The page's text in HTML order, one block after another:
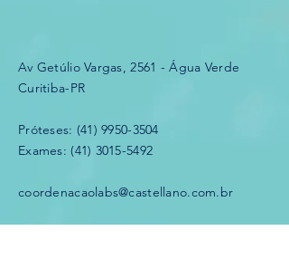
Av Getúlio Vargas, 2561 - Água Verde
Curitiba-PR
Próteses: (41) 9950-3504
Exames: (41) 3015-5492
coordenacaolabs@castellano.com.br